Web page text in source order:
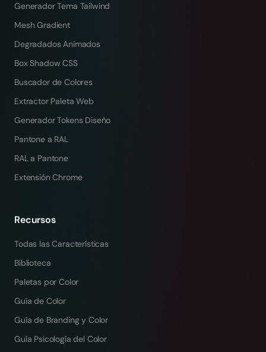
Generador Tema Tailwind
Mesh Gradient
Degradados Animados
Box Shadow CSS
Buscador de Colores
Extractor Paleta Web
Generador Tokens Diseño
Pantone a RAL
RAL a Pantone
Extensión Chrome
Recursos
Todas las Características
Biblioteca
Paletas por Color
Guía de Color
Guía de Branding y Color
Guía Psicología del Color